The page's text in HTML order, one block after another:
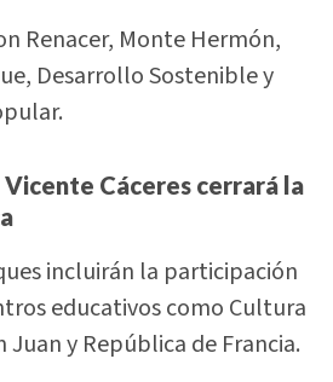
Renacer, Monte Hermón,
Desarrollo Sostenible y
Cáceres cerrará la
incluirán la participación
educativos como Cultura
Juan y República de Francia.